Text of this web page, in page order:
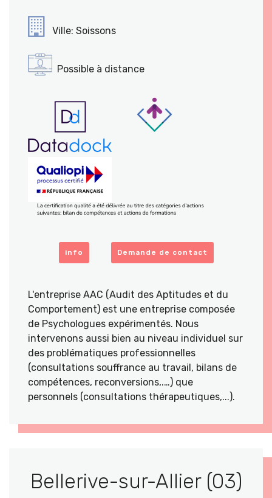
Ville: Soissons
Possible à distance
info Demande de contact
L'entreprise AAC (Audit des Aptitudes et du
Comportement) est une entreprise composée
de Psychologues expérimentés. Nous
intervenons aussi bien au niveau individuel sur
des problématiques professionnelles
(consultations souffrance au travail, bilans de
compétences, reconversions,.…) que
personnels (consultations thérapeutiques,...).
Bellerive-sur-Allier (03)